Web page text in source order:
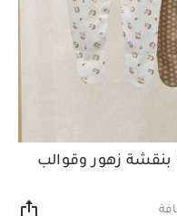
زهور وقوالب